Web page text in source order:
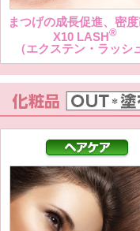
まつげの成長促進、密
X10 LASH®
（エクステン・ラッシ